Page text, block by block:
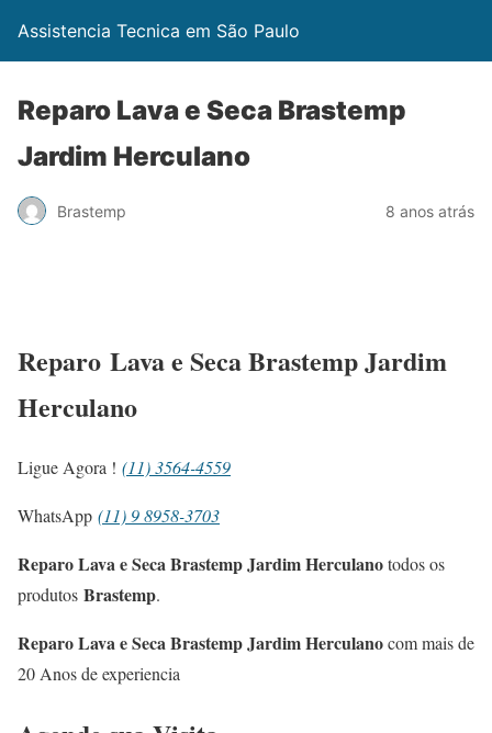
Assistencia Tecnica em São Paulo
Reparo Lava e Seca Brastemp
Jardim Herculano
Brastemp 8 anos atrás
Reparo Lava e Seca Brastemp Jardim
Herculano
Ligue Agora ! (11) 3564-4559
WhatsApp (11) 9 8958-3703
Reparo Lava e Seca Brastemp Jardim Herculanotodos os
produtos Brastemp.
Reparo Lava e Seca Brastemp Jardim Herculanocom mais de
20 Anos de experiencia